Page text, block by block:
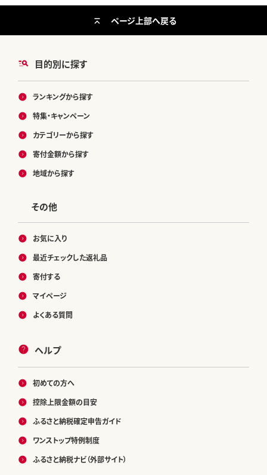
目的別に探す
ランキングから探す
特集・キャンペーン
カテゴリーから探す
寄付金額から探す
地域から探す
その他
お気に入り
最近チェックした返礼品
寄付する
マイページ
よくある質問
ヘルプ
初めての方へ
控除上限金額の目安
ふるさと納税確定申告ガイド
ワンストップ特例制度
ふるさと納税ナビ（外部サイト）
ページ上部へ戻る